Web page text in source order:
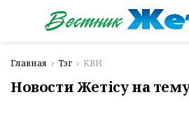
Главная Тэг КВИ
Новости Жетісу на